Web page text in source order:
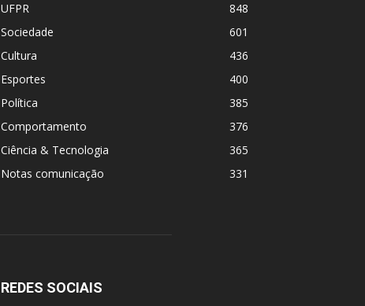
UFPR
848
Sociedade
601
Cultura
436
Esportes
400
Política
385
Comportamento
376
Ciência & Tecnologia
365
Notas comunicação
331
REDES SOCIAIS